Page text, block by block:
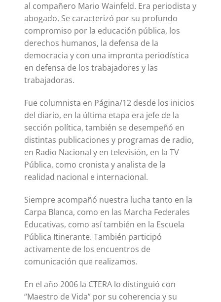
al compañero Mario Wainfeld. Era periodista y
abogado. Se caracterizó por su profundo
compromiso por la educación pública, los
derechos humanos, la defensa de la
democracia y con una impronta periodística
en defensa de los trabajadores y las
trabajadoras.
Fue columnista en Página/12 desde los inicios
del diario, en la última etapa era jefe de la
sección política, también se desempeñó en
distintas publicaciones y programas de radio,
en Radio Nacional y en televisión, en la TV
Pública, como cronista y analista de la
realidad nacional e internacional.
Siempre acompañó nuestra lucha tanto en la
Carpa Blanca, como en las Marcha Federales
Educativas, como así también en la Escuela
Pública Itinerante. También participó
activamente de los encuentros de
comunicación que realizamos.
En el año 2006 la CTERA lo distinguió con
“Maestro de Vida” por su coherencia y su